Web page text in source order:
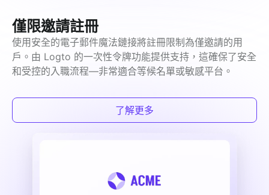
僅限邀請註冊
使用安全的電子郵件魔法鏈接將註冊限制為僅邀請的用
戶。由 Logto 的一次性令牌功能提供支持，這確保了安全
和受控的入職流程—非常適合等候名單或敏感平台。
了解更多